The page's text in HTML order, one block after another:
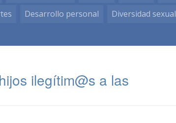
Desarrollo personal Diversidad sexual
ilegítim@s a las